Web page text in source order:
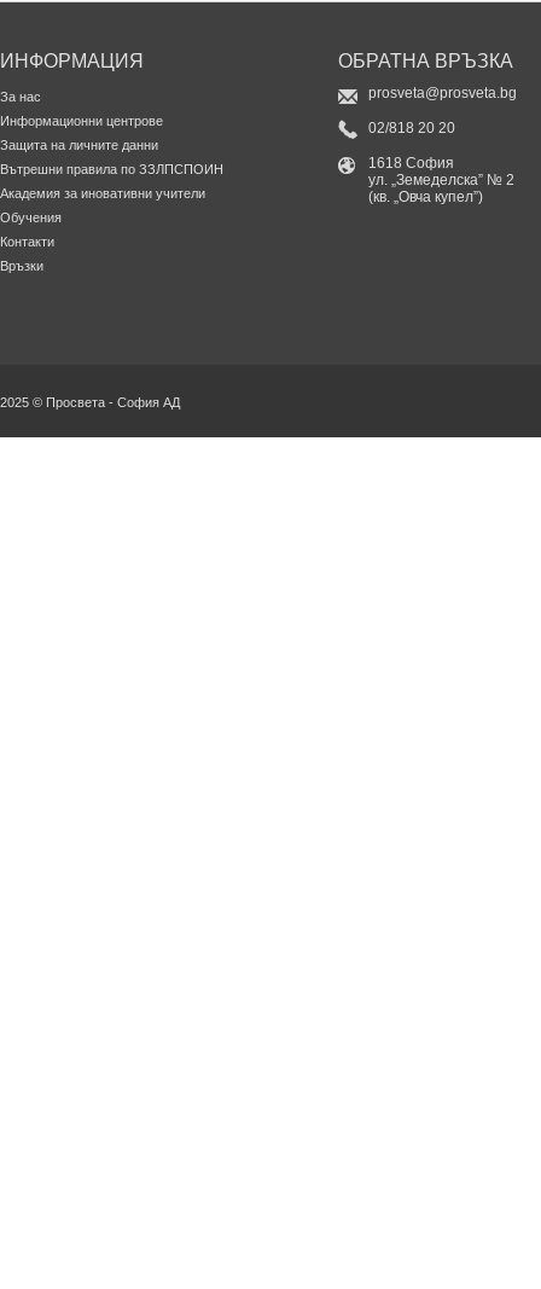
ИНФОРМАЦИЯ
За нас
Информационни центрове
Защита на личните данни
Вътрешни правила по ЗЗЛПСПОИН
Академия за иновативни учители
Обучения
Контакти
Връзки
ОБРАТНА ВРЪЗКА
prosveta@prosveta.bg
02/818 20 20
1618 София
ул. „Земеделска” № 2
(кв. „Овча купел”)
2025 © Просвета - София АД